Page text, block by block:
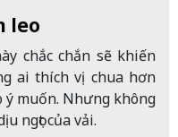
leo
chắc chắn sẽ khiến
ai thích vị chua hơn
muốn. Nhưng không
ngọt của vải.